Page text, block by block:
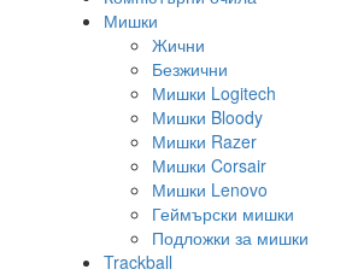
Мишки
Жични
Безжични
Мишки Logitech
Мишки Bloody
Мишки Razer
Мишки Corsair
Мишки Lenovo
Геймърски мишки
Подложки за мишки
Trackball